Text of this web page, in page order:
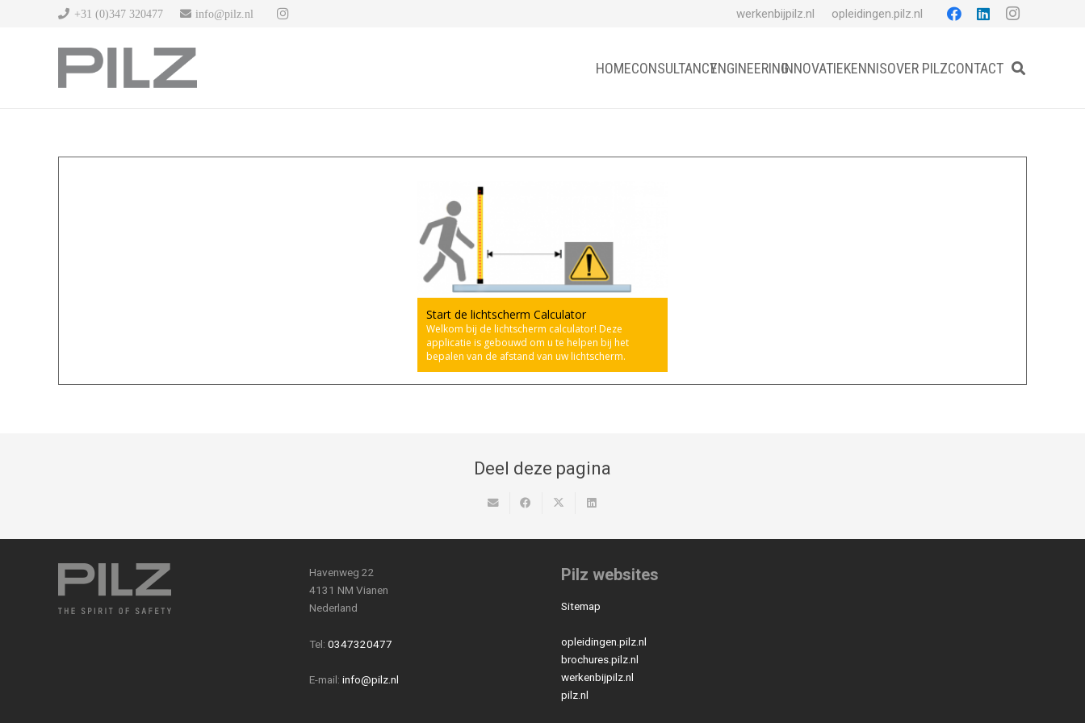
+31 (0)347 320477 info@pilz.nl werkenbijpilz.nl opleidingen.pilz.nl
HOMECONSULTANCYENGINEERINGINNOVATIEKENNISOVER PILZCONTACT
Start de lichtscherm Calculator
Welkom bij de lichtscherm calculator! Deze
applicatie is gebouwd om u te helpen bij het
bepalen van de afstand van uw lichtscherm.
Deel deze pagina
Havenweg 22
4131 NM Vianen
Nederland
Tel:0347320477
E-mail:info@pilz.nl
Pilz websites
Sitemap
opleidingen.pilz.nl
brochures.pilz.nl
werkenbijpilz.nl
pilz.nl